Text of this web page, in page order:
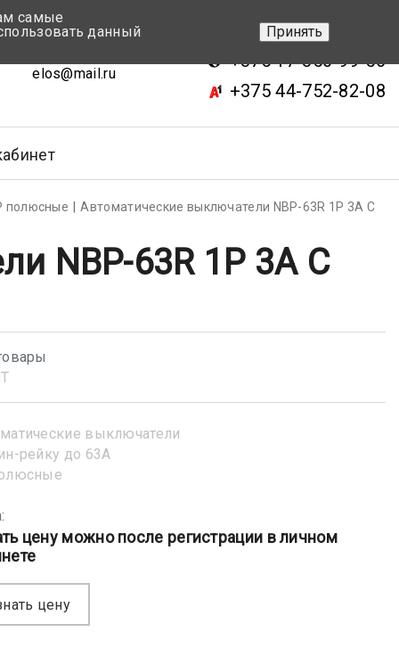
elos@mail.ru
+375 17-343-46-70
+375 17-350-99-56
+375 44-752-82-08
полюсные
Автоматические выключатели NBP-63R 1P 3A С
NBP-63R 1P 3A С
выключатели
рейку до 63А
цену можно после регистрации в личном
цену
самые
данный
Принять